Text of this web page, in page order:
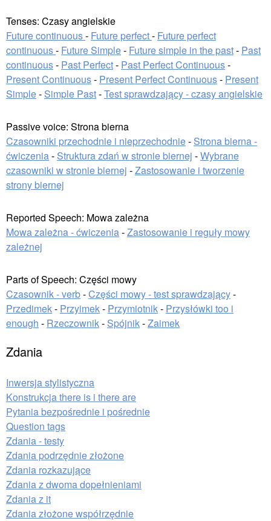
Tenses: Czasy angielskie
Future continuous- Future perfect- Future perfect
continuous- Future Simple- Future simple in the past- Past
continuous- Past Perfect- Past Perfect Continuous-
Present Continuous- Present Perfect Continuous- Present
Simple- Simple Past-Test sprawdzający - czasy angielskie
Passive voice: Strona bierna
Czasowniki przechodnie i nieprzechodnie- Strona bierna -
ćwiczenia- Struktura zdań w stronie biernej -Wybrane
czasowniki w stronie biernej -Zastosowanie i tworzenie
strony biernej
Reported Speech: Mowa zależna
Mowa zależna - ćwiczenia-Zastosowanie i reguły mowy
zależnej
Parts of Speech: Części mowy
Czasownik - verb-Części mowy - test sprawdzający-
Przedimek- Przyimek- Przymiotnik- Przysłówki too i
enough - Rzeczownik- Spójnik-Zaimek
Zdania
Inwersja stylistyczna
Konstrukcja there is i there are
Pytania bezpośrednie i pośrednie
Question tags
Zdania - testy
Zdania podrzędnie złożone
Zdania rozkazujące
Zdania z dwoma dopełnieniami
Zdania z it
Zdania złożone współrzędnie